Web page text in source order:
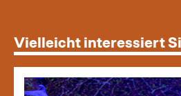
Vielleicht interessiert